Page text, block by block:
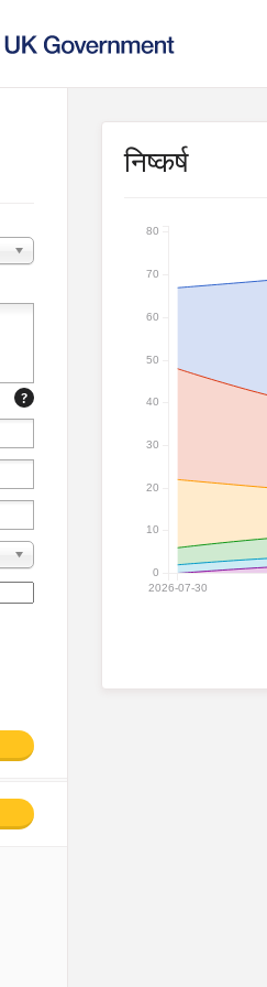
?
निष्कर्ष
2026-07-30
0
10
20
30
40
50
60
70
80